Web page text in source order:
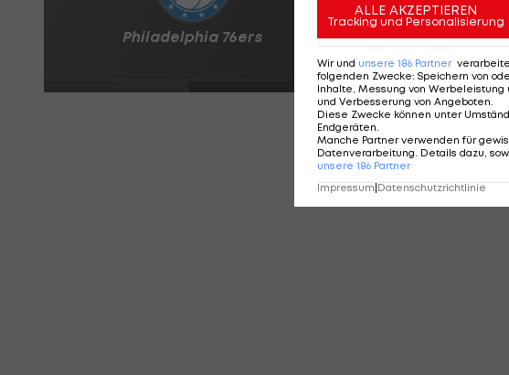
ALLE AKZEPTIEREN
Tracking und Personalisierung
Wir und unsere 186 Partner
folgenden Zwecke: Speichern von
Inhalte, Messung von Werbeleistung
und Verbesserung von Angeboten
Diese Zwecke können unter
Endgeräten
Manche Partner verwenden für
Datenverarbeitung. Details dazu,
unsere 186 Partner
Impressum|Datenschutzrichtlinie